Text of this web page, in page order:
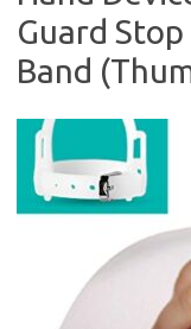
Guard
Band